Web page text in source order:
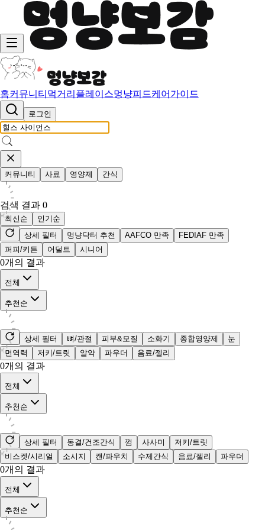
홈커뮤니티 먹거리 플레이스멍냥피드케어가이드
로그인
커뮤니티 사료 영양제 간식
검색 결과 0
최신순
인기순
상세 필터
멍냥닥터 추천 AAFCO 만족
FEDIAF 만족
퍼피/키튼
어덜트 시니어
0개의 결과
전체
추천순
상세 필터 뼈/관절 피부&모질 소화기 종합영양제
눈
면역력
저키/트릿 알약 파우더 음료/젤리
0개의 결과
전체
추천순
상세 필터 동결/건조간식 껌 사사미
저키/트릿
비스켓/시리얼
소시지 캔/파우치 수제간식 음료/젤리 파우더
0개의 결과
전체
추천순